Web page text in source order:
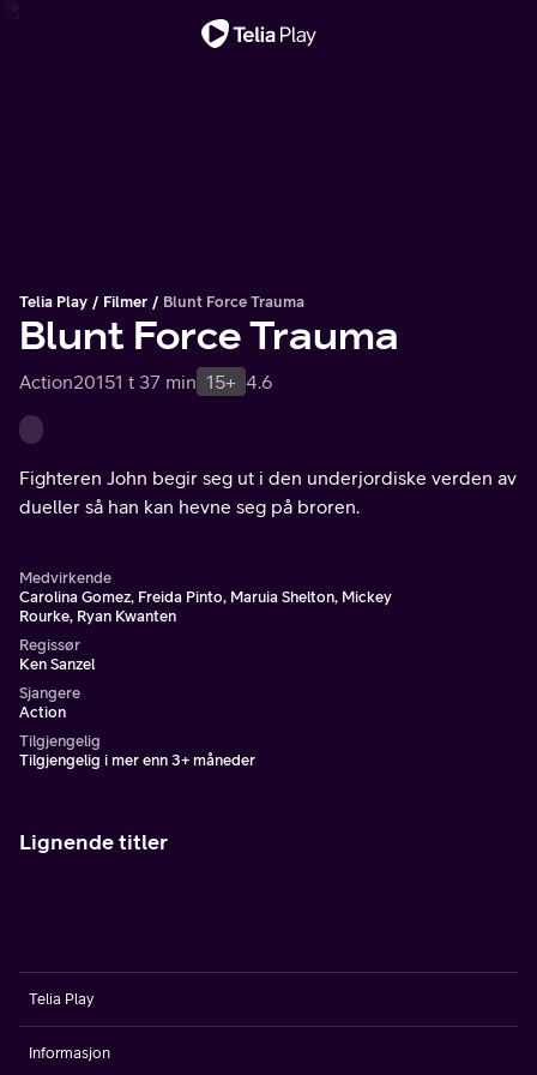
Telia Play Filmer Blunt Force Trauma
Blunt Force Trauma
Action20151 t 37 min 15+ 4.6
Fighteren John begir seg ut i den underjordiske verden av
dueller så han kan hevne seg på broren.
Medvirkende
Carolina Gomez, Freida Pinto, Maruia Shelton, Mickey
Rourke, Ryan Kwanten
Regissør
Ken Sanzel
Sjangere
Action
Tilgjengelig
Tilgjengelig i mer enn 3+ måneder
Lignende titler
Telia Play
Informasjon